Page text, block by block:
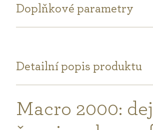
Detailní popis produktu
Macro 2000:
Doplňkové parametry